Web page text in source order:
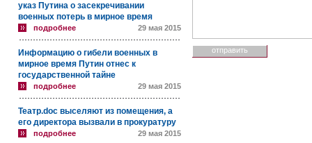
указ Путина о засекречивании
военных потерь в мирное время
подробнее 29 мая 2015
Информацию о гибели военных в
мирное время Путин отнес к
государственной тайне
подробнее 29 мая 2015
Театр.doc выселяют из помещения, а
его директора вызвали в прокуратуру
подробнее 29 мая 2015